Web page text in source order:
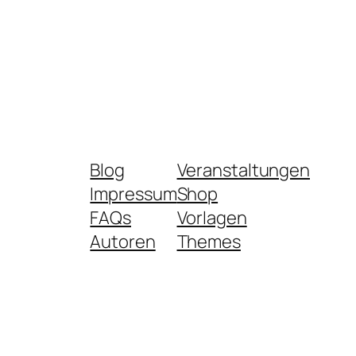
Blog
Impressum
FAQs
Autoren
Veranstaltungen
Shop
Vorlagen
Themes